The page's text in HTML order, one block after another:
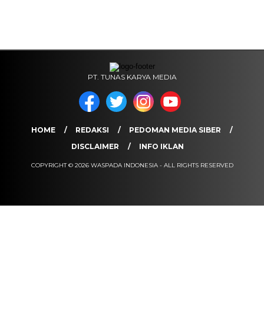
PT. TUNAS KARYA MEDIA
HOME REDAKSI
PEDOMAN MEDIA SIBER
DISCLAIMER
INFO IKLAN
COPYRIGHT © 2026 WASPADA INDONESIA - ALL RIGHTS RESERVED